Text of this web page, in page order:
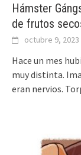
Hámster
de frutos
octubre 9, 2023
Hace un mes
muy distinta.
eran nervios.